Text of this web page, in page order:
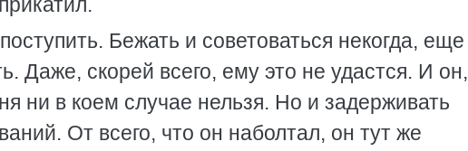
Бежать и советоваться некогда, еще
Даже, скорей всего, ему это не удастся. И он,
ни в коем случае нельзя. Но и задерживать
От всего, что он наболтал, он тут же